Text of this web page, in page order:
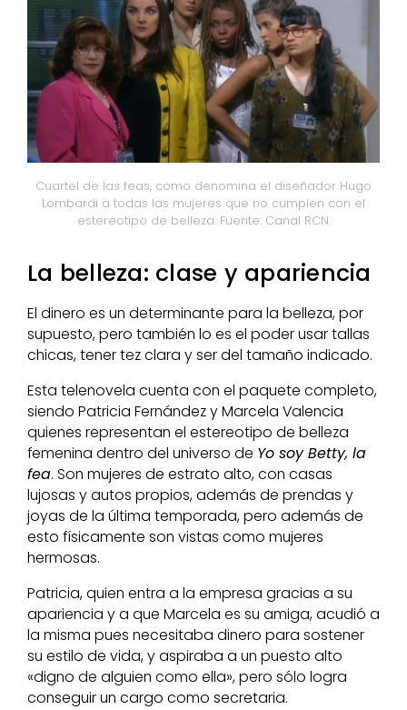
Cuartel de las feas, como denomina el diseñador Hugo
Lombardi a todas las mujeres que no cumplen con el
estereotipo de belleza. Fuente: Canal RCN.
La belleza: clase y apariencia
El dinero es un determinante para la belleza, por
supuesto, pero también lo es el poder usar tallas
chicas, tener tez clara y ser del tamaño indicado.
Esta telenovela cuenta con el paquete completo,
siendo Patricia Fernández y Marcela Valencia
quienes representan el estereotipo de belleza
femenina dentro del universo de Yo soy Betty, la
fea. Son mujeres de estrato alto, con casas
lujosas y autos propios, además de prendas y
joyas de la última temporada, pero además de
esto físicamente son vistas como mujeres
hermosas.
Patricia, quien entra a la empresa gracias a su
apariencia y a que Marcela es su amiga, acudió a
la misma pues necesitaba dinero para sostener
su estilo de vida, y aspiraba a un puesto alto
«digno de alguien como ella», pero sólo logra
conseguir un cargo como secretaria.